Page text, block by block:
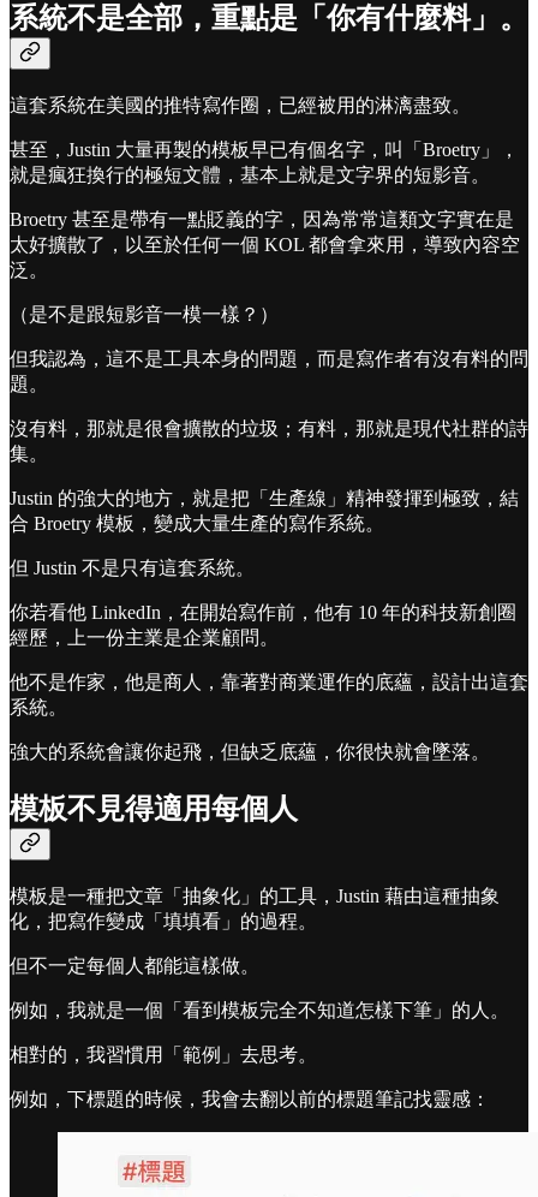
系統不是全部，重點是「你有什麼料」。
這套系統在美國的推特寫作圈，已經被用的淋漓盡致。
甚至，Justin 大量再製的模板早已有個名字，叫「Broetry」，
就是瘋狂換行的極短文體，基本上就是文字界的短影音。
Broetry 甚至是帶有一點貶義的字，因為常常這類文字實在是
太好擴散了，以至於任何一個 KOL 都會拿來用，導致內容空
泛。
（是不是跟短影音一模一樣？）
但我認為，這不是工具本身的問題，而是寫作者有沒有料的問
題。
沒有料，那就是很會擴散的垃圾；有料，那就是現代社群的詩
集。
Justin 的強大的地方，就是把「生產線」精神發揮到極致，結
合 Broetry 模板，變成大量生產的寫作系統。
但 Justin 不是只有這套系統。
你若看他 LinkedIn，在開始寫作前，他有 10 年的科技新創圈
經歷，上一份主業是企業顧問。
他不是作家，他是商人，靠著對商業運作的底蘊，設計出這套
系統。
強大的系統會讓你起飛，但缺乏底蘊，你很快就會墜落。
模板不見得適用每個人
模板是一種把文章「抽象化」的工具，Justin 藉由這種抽象
化，把寫作變成「填填看」的過程。
但不一定每個人都能這樣做。
例如，我就是一個「看到模板完全不知道怎樣下筆」的人。
相對的，我習慣用「範例」去思考。
例如，下標題的時候，我會去翻以前的標題筆記找靈感：